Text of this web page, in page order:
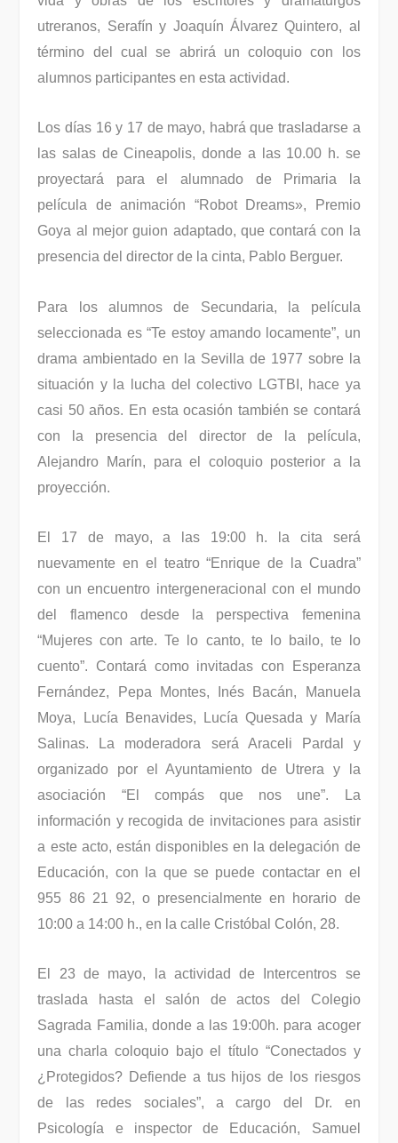
utreranos, Serafín y Joaquín Álvarez Quintero, al
término del cual se abrirá un coloquio con los
alumnos participantes en esta actividad.
Los días 16 y 17 de mayo, habrá que trasladarse a
las salas de Cineapolis, donde a las 10.00 h. se
proyectará para el alumnado de Primaria la
película de animación “Robot Dreams», Premio
Goya al mejor guion adaptado, que contará con la
presencia del director de la cinta, Pablo Berguer.
Para los alumnos de Secundaria, la película
seleccionada es “Te estoy amando locamente”, un
drama ambientado en la Sevilla de 1977 sobre la
situación y la lucha del colectivo LGTBI, hace ya
casi 50 años. En esta ocasión también se contará
con la presencia del director de la película,
Alejandro Marín, para el coloquio posterior a la
proyección.
El 17 de mayo, a las 19:00 h. la cita será
nuevamente en el teatro “Enrique de la Cuadra”
con un encuentro intergeneracional con el mundo
del flamenco desde la perspectiva femenina
“Mujeres con arte. Te lo canto, te lo bailo, te lo
cuento”. Contará como invitadas con Esperanza
Fernández, Pepa Montes, Inés Bacán, Manuela
Moya, Lucía Benavides, Lucía Quesada y María
Salinas. La moderadora será Araceli Pardal y
organizado por el Ayuntamiento de Utrera y la
asociación “El compás que nos une”. La
información y recogida de invitaciones para asistir
a este acto, están disponibles en la delegación de
Educación, con la que se puede contactar en el
955 86 21 92, o presencialmente en horario de
10:00 a 14:00 h., en la calle Cristóbal Colón, 28.
El 23 de mayo, la actividad de Intercentros se
traslada hasta el salón de actos del Colegio
Sagrada Familia, donde a las 19:00h. para acoger
una charla coloquio bajo el título “Conectados y
¿Protegidos? Defiende a tus hijos de los riesgos
de las redes sociales”, a cargo del Dr. en
Psicología e inspector de Educación, Samuel